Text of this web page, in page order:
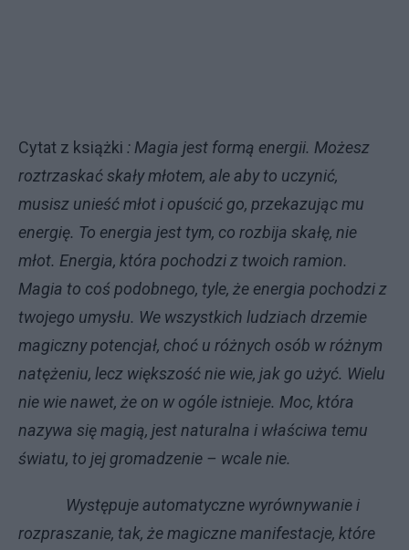
Cytat z książki : Magia jest formą energii. Możesz
roztrzaskać skały młotem, ale aby to uczynić,
musisz unieść młot i opuścić go, przekazując mu
energię. To energia jest tym, co rozbija skałę, nie
młot. Energia, która pochodzi z twoich ramion.
Magia to coś podobnego, tyle, że energia pochodzi z
twojego umysłu. We wszystkich ludziach drzemie
magiczny potencjał, choć u różnych osób w różnym
natężeniu, lecz większość nie wie, jak go użyć. Wielu
nie wie nawet, że on w ogóle istnieje. Moc, która
nazywa się magią, jest naturalna i właściwa temu
światu, to jej gromadzenie – wcale nie.
Występuje automatyczne wyrównywanie i
rozpraszanie, tak, że magiczne manifestacje, które